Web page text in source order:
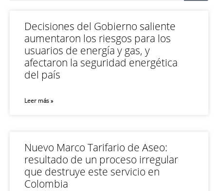
Decisiones del Gobierno saliente
aumentaron los riesgos para los
usuarios de energía y gas, y
afectaron la seguridad energética
del país
Leer más »
Nuevo Marco Tarifario de Aseo:
resultado de un proceso irregular
que destruye este servicio en
Colombia